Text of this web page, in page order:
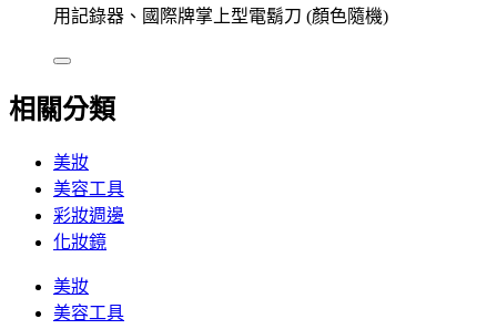
用記錄器、國際牌掌上型電鬍刀 (顏色隨機)
相關分類
美妝
美容工具
彩妝週邊
化妝鏡
美妝
美容工具